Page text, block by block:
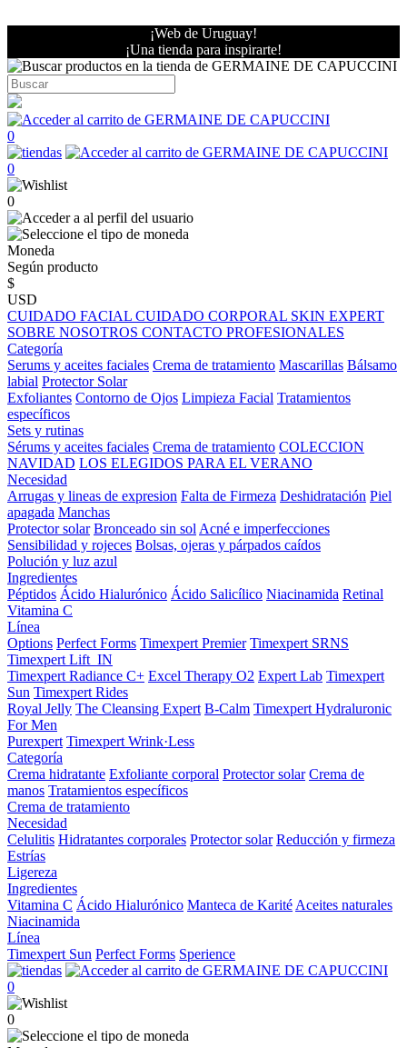
¡Web de Uruguay!
¡Una tienda para inspirarte!
0
0
0
Moneda
Según producto
$
USD
CUIDADO FACIAL CUIDADO CORPORAL SKIN EXPERT
SOBRE NOSOTROS CONTACTO PROFESIONALES
Categoría
Serums y aceites faciales Crema de tratamiento Mascarillas Bálsamo
labial Protector Solar
Exfoliantes Contorno de Ojos Limpieza Facial Tratamientos
específicos
Sets y rutinas
Sérums y aceites faciales Crema de tratamiento COLECCION
NAVIDAD LOS ELEGIDOS PARA EL VERANO
Necesidad
Arrugas y lineas de expresion Falta de Firmeza Deshidratación Piel
apagada Manchas
Protector solar Bronceado sin sol Acné e imperfecciones
Sensibilidad y rojeces Bolsas, ojeras y párpados caídos
Polución y luz azul
Ingredientes
Péptidos Ácido Hialurónico Ácido Salicílico Niacinamida Retinal
Vitamina C
Línea
Options Perfect Forms Timexpert Premier Timexpert SRNS
Timexpert Lift_IN
Timexpert Radiance C+ Excel Therapy O2 Expert Lab Timexpert
Sun Timexpert Rides
Royal Jelly The Cleansing Expert B-Calm Timexpert Hydraluronic
For Men
Purexpert Timexpert Wrink·Less
Categoría
Crema hidratante Exfoliante corporal Protector solar Crema de
manos Tratamientos específicos
Crema de tratamiento
Necesidad
Celulitis Hidratantes corporales Protector solar Reducción y firmeza
Estrías
Ligereza
Ingredientes
Vitamina C Ácido Hialurónico Manteca de Karité Aceites naturales
Niacinamida
Línea
Timexpert Sun Perfect Forms Sperience
0
0